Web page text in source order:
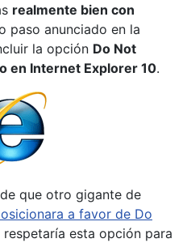
realmente bien con
paso anunciado en la
la opción Do Not
en Internet Explorer 10.
que otro gigante de
a favor de Do
respetaría esta opción para